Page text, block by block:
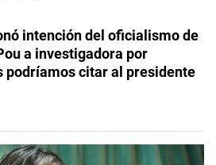
intención del oficialismo de
a investigadora por
podríamos citar al presidente